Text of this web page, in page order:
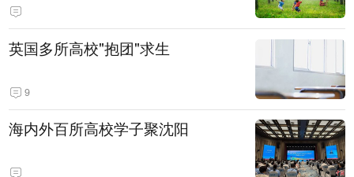
英国多所高校"抱团"求生
9
海内外百所高校学子聚沈阳